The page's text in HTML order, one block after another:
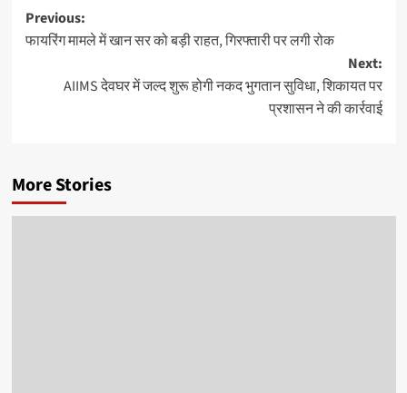
Post
navigation
Previous:
फायरिंग मामले में खान सर को बड़ी राहत, गिरफ्तारी पर लगी रोक
Next:
AIIMS देवघर में जल्द शुरू होगी नकद भुगतान सुविधा, शिकायत पर
प्रशासन ने की कार्रवाई
More Stories